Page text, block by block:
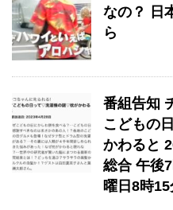
なの？ 日
ら
番組告知
こどもの
かわると
総合 午後
曜日8時15